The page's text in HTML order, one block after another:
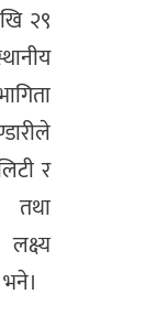
२९
र
तथा
लक्ष्य